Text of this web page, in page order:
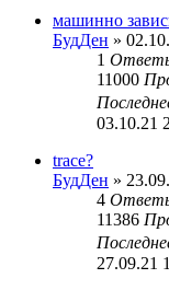
машинно
БудДен »
1
11000
03.10.21
trace?
БудДен »
4
11386
27.09.21